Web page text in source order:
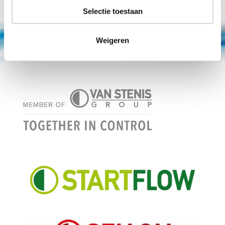
Selectie toestaan
Weigeren